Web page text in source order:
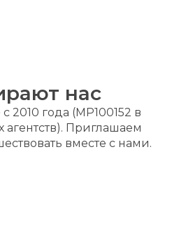
нас
2010 года (MP100152 в
агентств). Приглашаем
вместе с нами.